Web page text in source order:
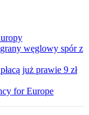
węglowy spór z
już prawie 9 zł
for Europe